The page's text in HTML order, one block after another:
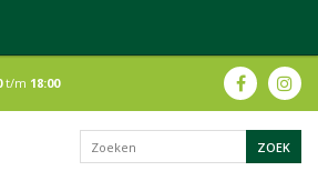
t/m 18:00